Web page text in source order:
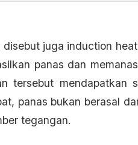
juga induction
panas dan
tersebut mendapatkan
panas bukan berasal
tegangan.